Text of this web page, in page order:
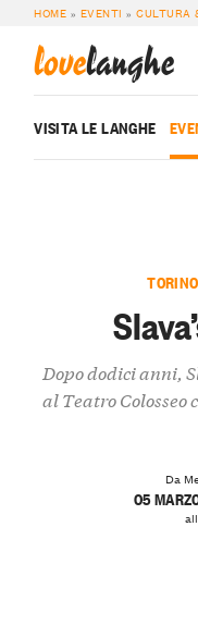
HOME » EVENTI »CULTURA
lovelanghe
VISITA LE LANGHE
Dopo dodici anni,
al Teatro Colosseo
Da
05